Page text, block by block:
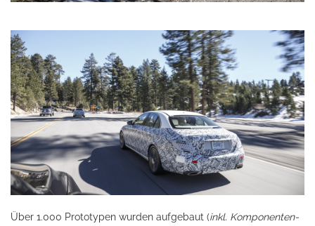
Über 1.000 Prototypen wurden aufgebaut (inkl. Komponenten-